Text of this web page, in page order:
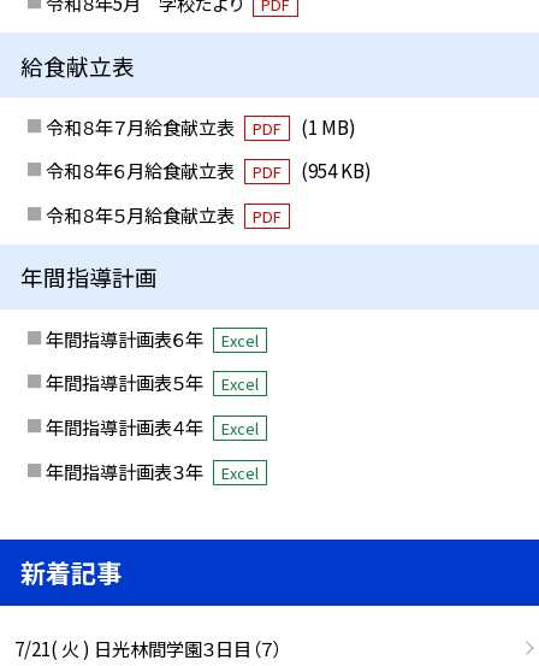
給食献立表
令和８年７月給食献立表 PDF
(1 MB)
令和８年６月給食献立表
PDF
(954 KB)
令和８年５月給食献立表
PDF
年間指導計画
年間指導計画表６年 Excel
年間指導計画表５年 Excel
年間指導計画表４年 Excel
年間指導計画表３年 Excel
新着記事
7/21( 火 ) 日光林間学園３日目（７）